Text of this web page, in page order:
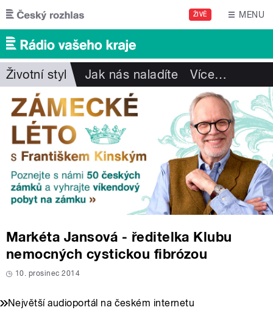
Přejít k hlavnímu obsahu
ŽIVĚ MENU
Životní styl Jak nás naladíte Více…
Markéta Jansová - ředitelka Klubu
nemocných cystickou fibrózou
10. prosinec 2014
Největší audioportál na českém internetu